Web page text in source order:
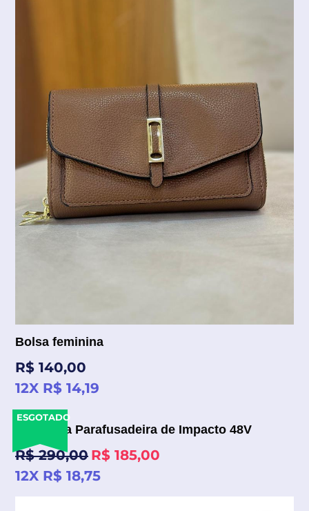
Bolsa feminina
Preço
normal
R$ 140,00
12X R$ 14,19
ESGOTADO
Furadeira Parafusadeira de Impacto 48V
Preço
normal
R$ 290,00 R$ 185,00
12X R$ 18,75